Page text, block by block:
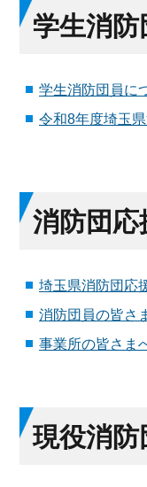
学生消防
学生消防団員に
令和8年度埼玉
消防団応
埼玉県消防団応
消防団員の皆さ
事業所の皆さま
現役消防